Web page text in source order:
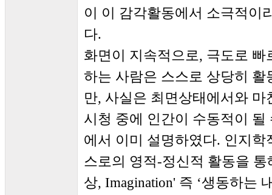
이 이 감각활동에서 소극적이
다.
화면이 지속적으로, 극도로
하는 사람은 스스로 상당히
만, 사실은 최면상태에서와
시청 중에 인간이 수동적이
에서 이미 설명하였다. 인지
스로의 영적-정신적 활동을
상, Imagination' 즉 ‘생동하는